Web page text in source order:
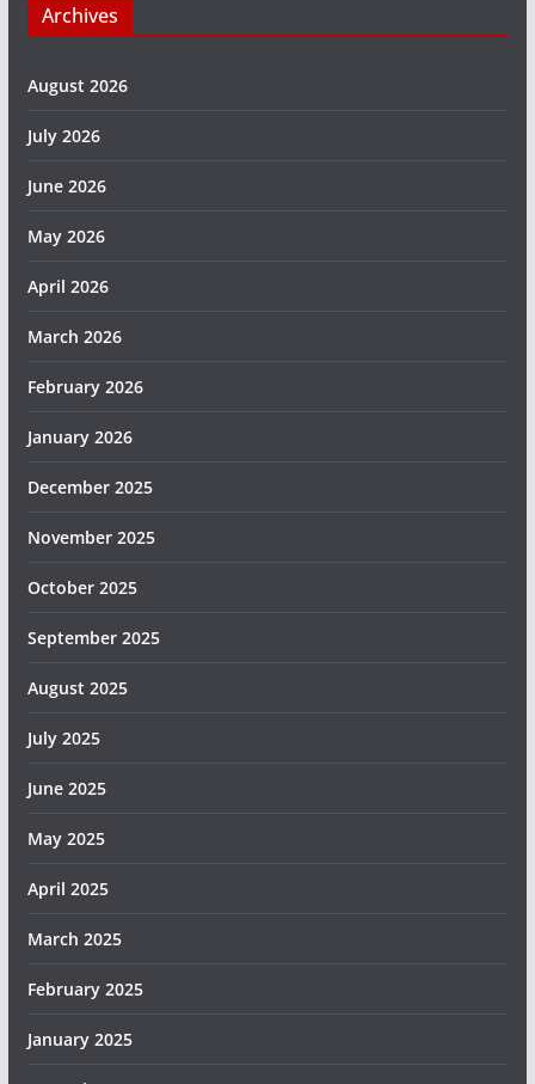
Archives
August 2026
July 2026
June 2026
May 2026
April 2026
March 2026
February 2026
January 2026
December 2025
November 2025
October 2025
September 2025
August 2025
July 2025
June 2025
May 2025
April 2025
March 2025
February 2025
January 2025